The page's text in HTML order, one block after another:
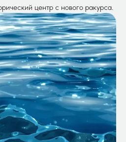
центр с нового ракурса.